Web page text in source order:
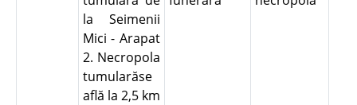
la Seimenii
Mici - Arapat
2. Necropola
tumularăse
află la 2,5 km